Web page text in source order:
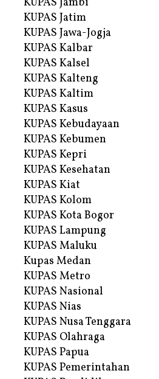
KUPAS Jatim
KUPAS Jawa-Jogja
KUPAS Kalbar
KUPAS Kalsel
KUPAS Kalteng
KUPAS Kaltim
KUPAS Kasus
KUPAS Kebudayaan
KUPAS Kebumen
KUPAS Kepri
KUPAS Kesehatan
KUPAS Kiat
KUPAS Kolom
KUPAS Kota Bogor
KUPAS Lampung
KUPAS Maluku
Kupas Medan
KUPAS Metro
KUPAS Nasional
KUPAS Nias
KUPAS Nusa Tenggara
KUPAS Olahraga
KUPAS Papua
KUPAS Pemerintahan